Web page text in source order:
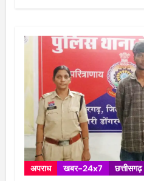
अपराध खबर-24x7 छत्तीसगढ़